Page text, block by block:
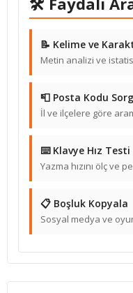
📝 Kelime ve
Metin analizi ve
📮 Posta Kodu
İl ve ilçelere göre
⌨️ Klavye Hız Testi
Yazma hızını ölç ve
📋 Boşluk Kopyala
Sosyal medya ve